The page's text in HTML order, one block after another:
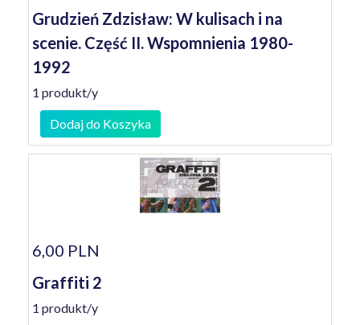
Grudzień Zdzisław: W kulisach i na
scenie. Część II. Wspomnienia 1980-
1992
1 produkt/y
Dodaj do Koszyka
6,00 PLN
Graffiti 2
1 produkt/y